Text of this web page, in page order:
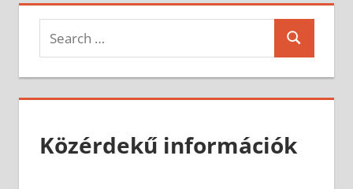
Search
for:
Search
Közérdekű információk